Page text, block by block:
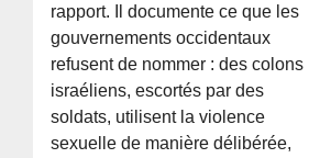
rapport. Il documente ce que les
gouvernements occidentaux
refusent de nommer : des colons
israéliens, escortés par des
soldats, utilisent la violence
sexuelle de manière délibérée,